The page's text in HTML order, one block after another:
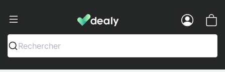
Dealy - Hüllen und Zubehör für
Rechercher